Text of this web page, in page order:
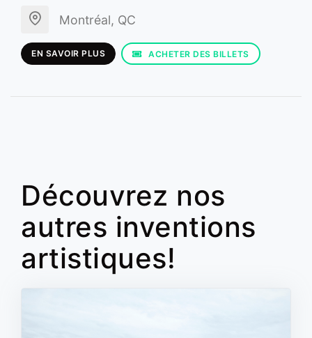
Montréal, QC
EN SAVOIR PLUS ACHETER DES BILLETS
Découvrez nos
autres inventions
artistiques!